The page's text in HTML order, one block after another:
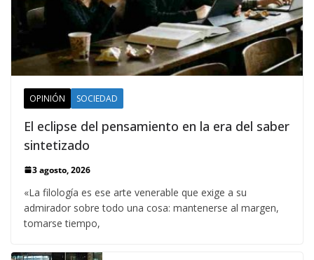
OPINIÓN SOCIEDAD
El eclipse del pensamiento en la era del saber
sintetizado
3 agosto, 2026
«La filología es ese arte venerable que exige a su
admirador sobre todo una cosa: mantenerse al margen,
tomarse tiempo,